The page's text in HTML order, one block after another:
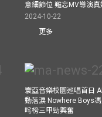
意細節位 難忘MV導演
2024-10-22
更多
寰亞音樂校園巡唱首日
動落淚 Nowhere Boys
咤榜三甲勁興奮